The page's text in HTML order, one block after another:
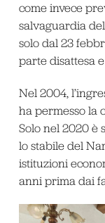
come invece
salvaguardia
solo dal 23
parte disattesa
Nel 2004,
ha permesso la
Solo nel 2020 è
lo stabile del
istituzioni
anni prima dai